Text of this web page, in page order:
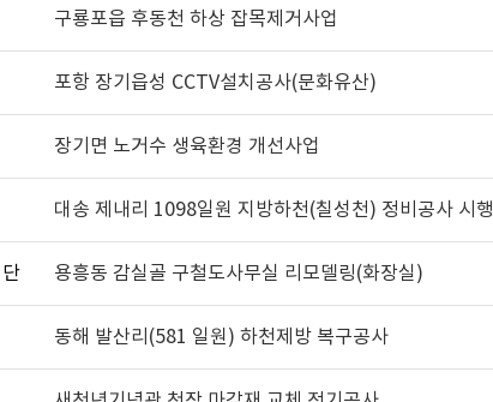
구룡포읍 후동천 하상 잡목제거사업
포항 장기읍성 CCTV설치공사(문화유산)
장기면 노거수 생육환경 개선사업
대송 제내리 1098일원 지방하천(칠성천) 정비공사 시행
용흥동 감실골 구철도사무실 리모델링(화장실)
동해 발산리(581 일원) 하천제방 복구공사